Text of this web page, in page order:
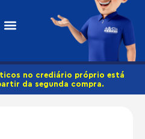
no crediário próprio está
da segunda compra.